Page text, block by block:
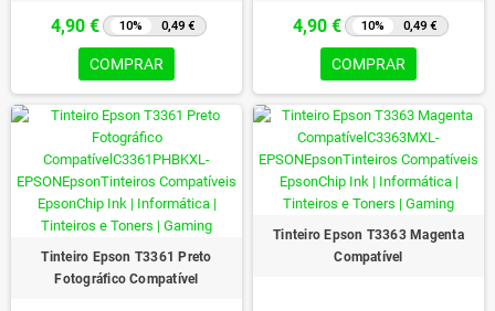
4,90 € 10% 0,49 €
COMPRAR
4,90 € 10% 0,49 €
COMPRAR
Tinteiro Epson T3361 Preto
Fotográfico Compatível
Tinteiro Epson T3363 Magenta
Compatível